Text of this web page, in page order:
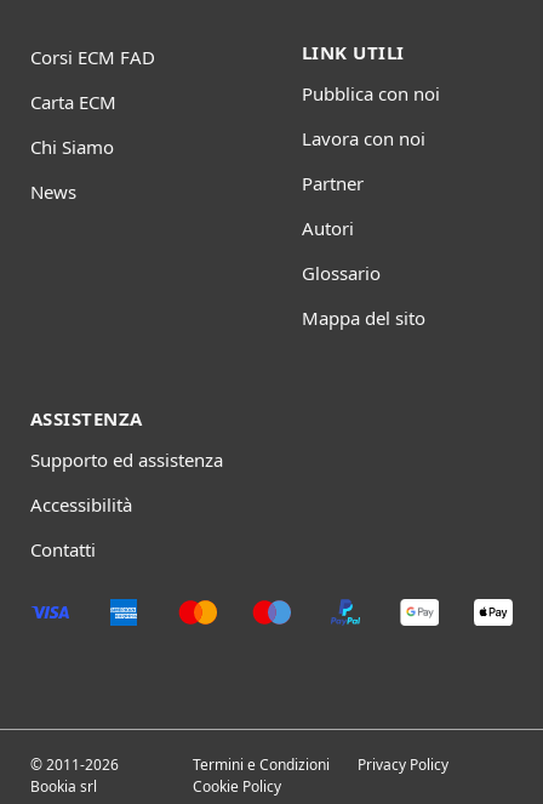
Corsi ECM FAD
Carta ECM
Chi Siamo
News
LINK UTILI
Pubblica con noi
Lavora con noi
Partner
Autori
Glossario
Mappa del sito
ASSISTENZA
Supporto ed assistenza
Accessibilità
Contatti
© 2011-2026
Bookia srl
Termini e Condizioni
Privacy Policy
Cookie Policy